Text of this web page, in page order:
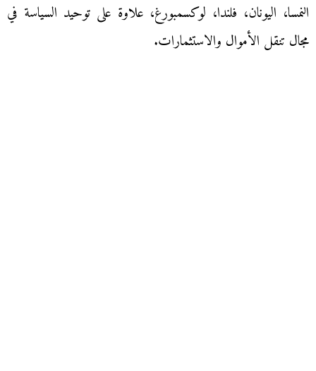
النمسا، اليونان، فلندا، لوكسمبورغ، علاوة على توحيد السياسة في
مجال تنقل الأموال والاستثمارات.